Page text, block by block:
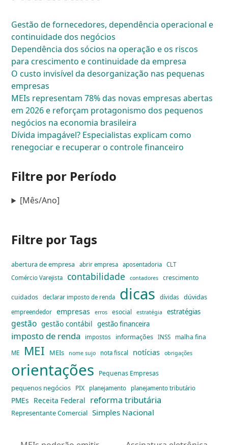
Gestão de fornecedores, dependência operacional e
continuidade dos negócios
Dependência dos sócios na operação e os riscos
para crescimento e continuidade da empresa
O custo invisível da desorganização nas pequenas
empresas
MEIs representam 78% das novas empresas abertas
em 2026 e reforçam protagonismo dos pequenos
negócios na economia brasileira
Dívida impagável? Especialistas explicam como
renegociar e recuperar o controle financeiro
Filtre por Período
[Mês/Ano]
Filtre por Tags
abertura de empresa abrir empresa aposentadoria
CLT
Comércio Varejista
contabilidade contadores crescimento
cuidados declarar imposto de renda dicas dívidas dúvidas
empreendedor empresas erros esocial estratégia estratégias
gestão gestão contábil gestão financeira
imposto de renda impostos informações INSS malha fina
ME MEI MEIs nome sujo nota fiscal notícias obrigações
orientações Pequenas Empresas
pequenos negócios PIX planejamento planejamento tributário
PMEs Receita Federal reforma tributária
Representante Comercial Simples Nacional